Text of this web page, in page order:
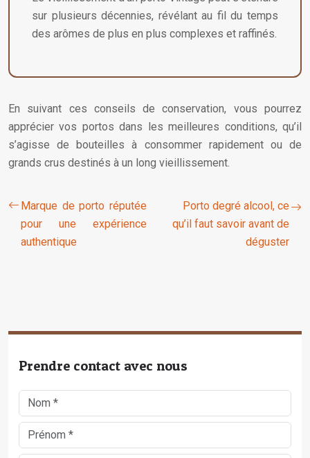
sur plusieurs décennies, révélant au fil du temps
des arômes de plus en plus complexes et raffinés.
En suivant ces conseils de conservation, vous pourrez
apprécier vos portos dans les meilleures conditions, qu’il
s’agisse de bouteilles à consommer rapidement ou de
grands crus destinés à un long vieillissement.
Marque de porto réputée
pour une expérience
authentique
Porto degré alcool, ce
qu’il faut savoir avant de
déguster
Prendre contact avec nous